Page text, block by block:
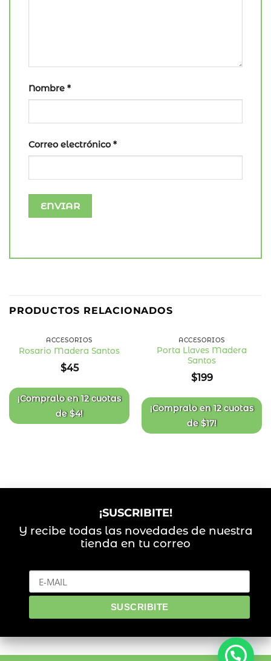
Nombre *
Correo electrónico *
PRODUCTOS RELACIONADOS
de
deseos
ACCESORIOS
Rosario Madera Santos
$45
¡Compralo en12 cuotas
de$4!
ACCESORIOS
Porta Llaves Madera
Santos
$199
¡Compralo en12 cuotas
de$17!
¡SUSCRIBITE!
Y recibe todas las novedades de nuestra
tienda en tu correo